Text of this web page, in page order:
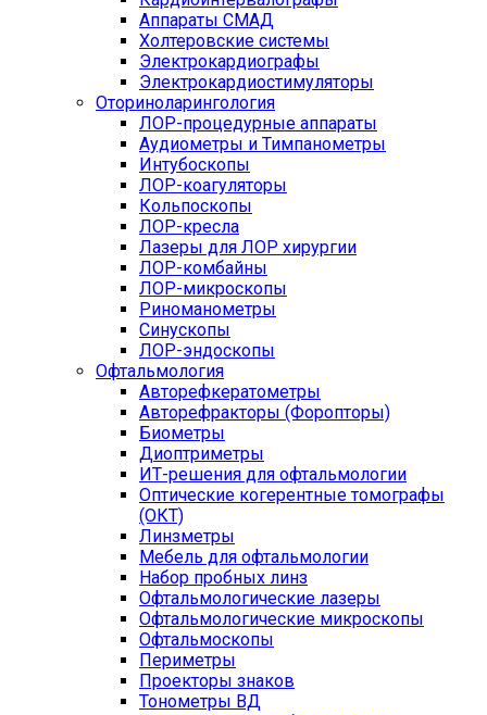
Аппараты СМАД
Холтеровские системы
Электрокардиографы
Электрокардиостимуляторы
Оториноларингология
ЛОР-процедурные аппараты
Аудиометры и Тимпанометры
Интубоскопы
ЛОР-коагуляторы
Кольпоскопы
ЛОР-кресла
Лазеры для ЛОР хирургии
ЛОР-комбайны
ЛОР-микроскопы
Риноманометры
Синускопы
ЛОР-эндоскопы
Офтальмология
Авторефкератометры
Авторефракторы (Форопторы)
Биометры
Диоптриметры
ИТ-решения для офтальмологии
Оптические когерентные томографы
(ОКТ)
Линзметры
Мебель для офтальмологии
Набор пробных линз
Офтальмологические лазеры
Офтальмологические микроскопы
Офтальмоскопы
Периметры
Проекторы знаков
Тонометры ВД